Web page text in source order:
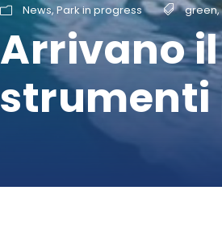
News, Park in progress green,
Arrivano
strumenti